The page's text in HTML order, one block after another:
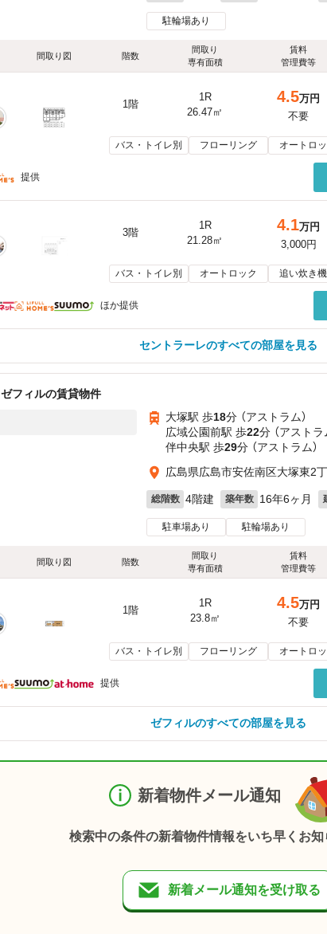
駐輪場あり
間取り図 階数
間取り
専有面積
賃料
管理費等
1階
1R
26.47㎡
4.5万円
不要
バス・トイレ別 フローリング オートロ
提供
3階
1R
21.28㎡
4.1万円
3,000円
バス・トイレ別 オートロック 追い炊き
ほか提供
セントラーレのすべての部屋を見る
ゼフィルの賃貸物件
大塚駅 歩18分 （アストラム）
広域公園前駅 歩22分 （アストラ
伴中央駅 歩29分 （アストラム）
広島県広島市安佐南区大塚東2
総階数 4階建 築年数 16年6ヶ月
駐車場あり 駐輪場あり
間取り図 階数
間取り
専有面積
賃料
管理費等
1階
1R
23.8㎡
4.5万円
不要
バス・トイレ別 フローリング オートロ
提供
ゼフィルのすべての部屋を見る
新着物件メール通知
検索中の条件の新着物件情報をいち早くお
新着メール通知を受け取る